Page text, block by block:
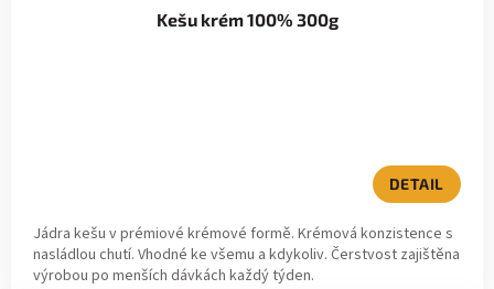
Kešu krém 100% 300g
DETAIL
Jádra kešu v prémiové krémové formě. Krémová konzistence s
nasládlou chutí. Vhodné ke všemu a kdykoliv. Čerstvost zajištěna
výrobou po menších dávkách každý týden.